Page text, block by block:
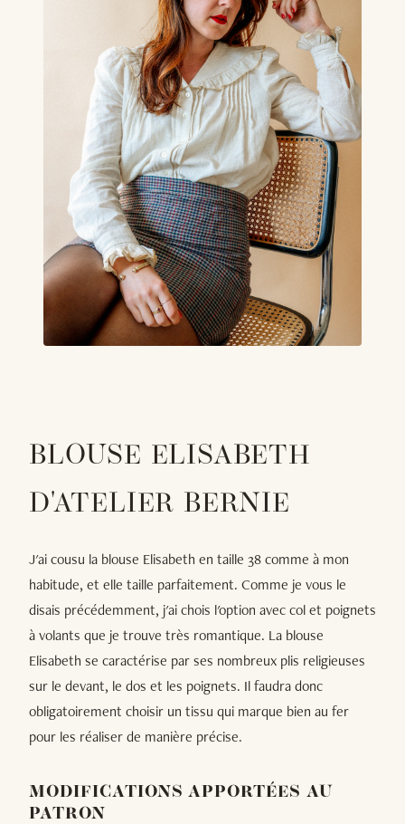
BLOUSE ELISABETH
D'ATELIER BERNIE
J'ai cousu la blouse Elisabeth en taille 38 comme à mon
habitude, et elle taille parfaitement. Comme je vous le
disais précédemment, j'ai chois l'option avec col et poignets
à volants que je trouve très romantique. La blouse
Elisabeth se caractérise par ses nombreux plis religieuses
sur le devant, le dos et les poignets. Il faudra donc
obligatoirement choisir un tissu qui marque bien au fer
pour les réaliser de manière précise.
MODIFICATIONS APPORTÉES AU
PATRON